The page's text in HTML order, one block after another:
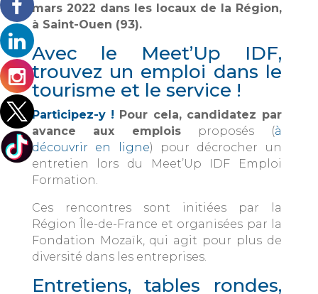
mars 2022 dans les locaux de la Région,
à Saint-Ouen (93).
Avec le Meet’Up IDF,
trouvez un emploi dans le
tourisme et le service !
Participez-y ! Pour cela, candidatez par
avance aux emplois proposés (à
découvrir en ligne) pour décrocher un
entretien lors du Meet’Up IDF Emploi
Formation.
Ces rencontres sont initiées par la
Région Île-de-France et organisées par la
Fondation Mozaïk, qui agit pour plus de
diversité dans les entreprises.
Entretiens, tables rondes,